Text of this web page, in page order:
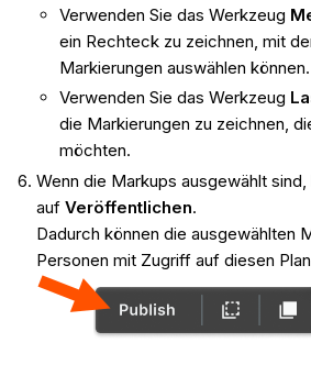
Verwenden Sie das Werkzeug
ein Rechteck zu zeichnen, mit
Markierungen auswählen können.
Verwenden Sie das Werkzeug
die Markierungen zu zeichnen,
möchten.
Wenn die Markups ausgewählt sind,
auf Veröffentlichen.
Dadurch können die ausgewählten
Personen mit Zugriff auf diesen